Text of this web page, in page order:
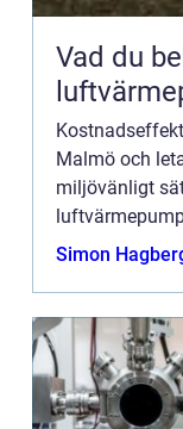
Vad du
Malmö och
miljövänligt
blogginlägget
Simon